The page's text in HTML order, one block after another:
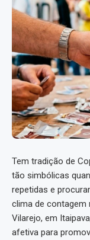
Tem tradição de
tão simbólicas
repetidas e
clima de contagem
Vilarejo, em
afetiva para